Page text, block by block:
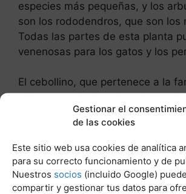
Gestionar el
de las cookies
Este sitio web usa cookies de analítica
para su correcto funcionamiento y de
Nuestros socios (incluido Google)
compartir y gestionar tus datos para
especies más pequeñas, y los
son los rododendros, que son los
Todas las partes de esta planta
venenosas para los gatos y los
El cebollino, que pertenece a la
alliums, que incluye la cebolla, el
puede ser venenoso tanto para
para los gatos. Pequeñas
todo para los perros, pueden ser
embargo, grandes cantidades
extremadamente tóxicas.